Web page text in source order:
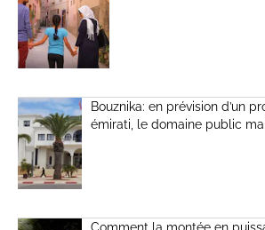
Bouznika: en prévision d’un
émirati, le domaine public
Comment la montée en